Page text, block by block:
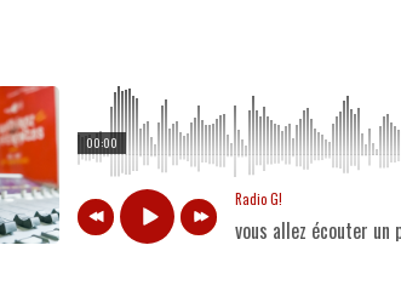
00:00
Radio G!
vous allez écouter un